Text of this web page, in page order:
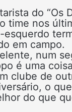
do “Os
time nos
em campo.
num
é uma
clube de
o
do que